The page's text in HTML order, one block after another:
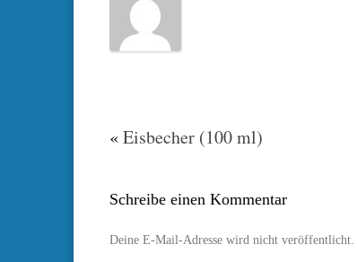
«Eisbecher (100 ml)
Schreibe einen Kommentar
Deine E-Mail-Adresse wird nicht veröffentlicht.